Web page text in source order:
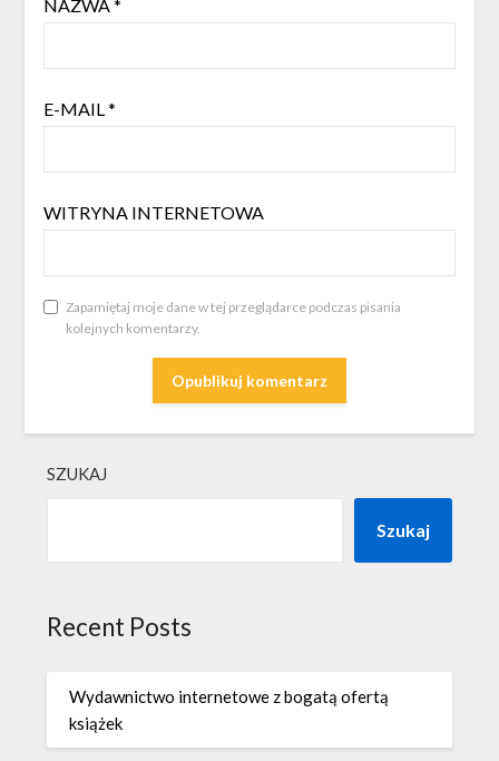
NAZWA*
E-MAIL*
WITRYNA INTERNETOWA
Zapamiętaj moje dane w tej przeglądarce podczas pisania
kolejnych komentarzy.
SZUKAJ
Szukaj
Recent Posts
Wydawnictwo internetowe z bogatą ofertą
książek